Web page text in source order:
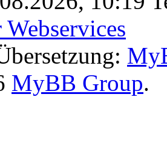
MyBB Group.